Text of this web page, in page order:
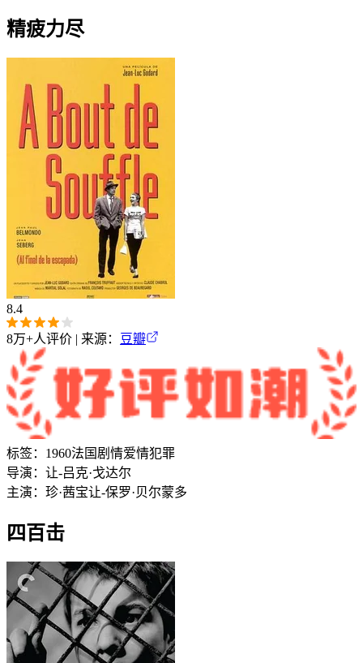
精疲力尽
8.4
8万+人评价 | 来源： 豆瓣
标签： 1960法国 剧情爱情犯罪
导演： 让-吕克·戈达尔
主演： 珍·茜宝让-保罗·贝尔蒙多
四百击